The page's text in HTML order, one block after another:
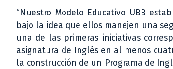
“Nuestro Modelo Educativo UBB
bajo la idea que ellos manejen una
una de las primeras iniciativas
asignatura de Inglés en al menos
la construcción de un Programa de